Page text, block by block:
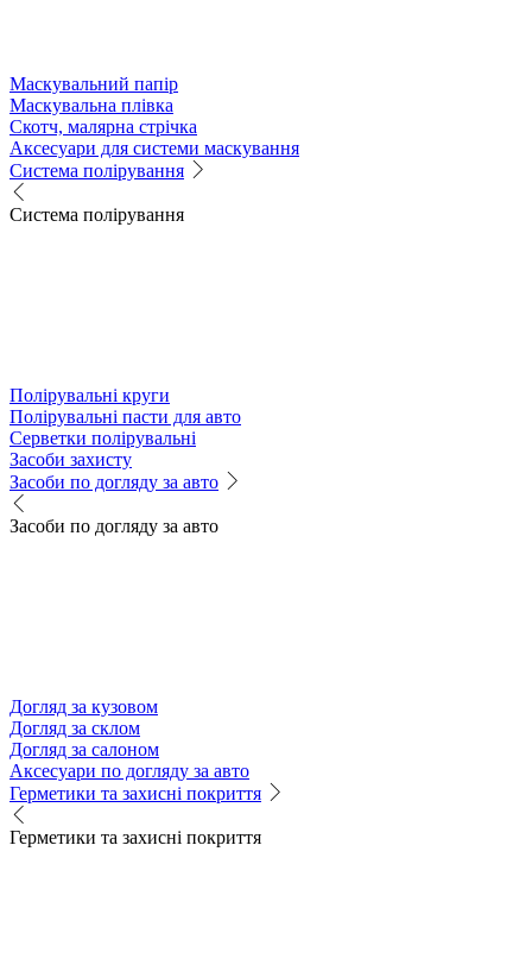
Маскувальний папір
Маскувальна плівка
Скотч, малярна стрічка
Аксесуари для системи маскування
Система полірування
Система полірування
Полірувальні круги
Полірувальні пасти для авто
Серветки полірувальні
Засоби захисту
Засоби по догляду за авто
Засоби по догляду за авто
Догляд за кузовом
Догляд за склом
Догляд за салоном
Аксесуари по догляду за авто
Герметики та захисні покриття
Герметики та захисні покриття